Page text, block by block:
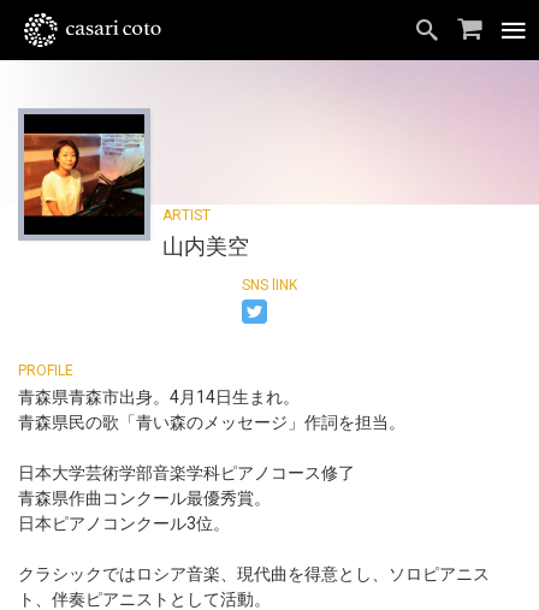
山内美空
青森県青森市出身。4月14日生まれ。
青森県民の歌「青い森のメッセージ」作詞を担当。
日本大学芸術学部音楽学科ピアノコース修了
青森県作曲コンクール最優秀賞。
日本ピアノコンクール3位。
クラシックではロシア音楽、現代曲を得意とし、ソロピアニス
ト、伴奏ピアニストとして活動。